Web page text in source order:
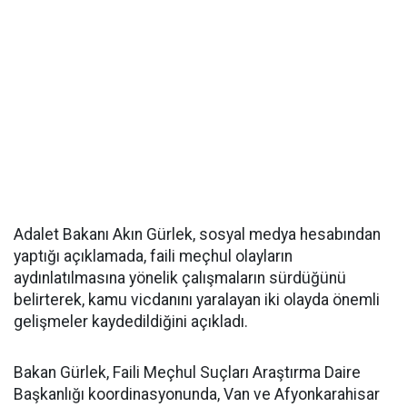
Adalet Bakanı Akın Gürlek, sosyal medya hesabından
yaptığı açıklamada, faili meçhul olayların
aydınlatılmasına yönelik çalışmaların sürdüğünü
belirterek, kamu vicdanını yaralayan iki olayda önemli
gelişmeler kaydedildiğini açıkladı.
Bakan Gürlek, Faili Meçhul Suçları Araştırma Daire
Başkanlığı koordinasyonunda, Van ve Afyonkarahisar